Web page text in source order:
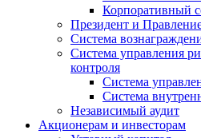
Корпоративный
Президент и
Система
Система управления
контроля
Система
Система
Независимый аудит
Акционерам и инвесторам